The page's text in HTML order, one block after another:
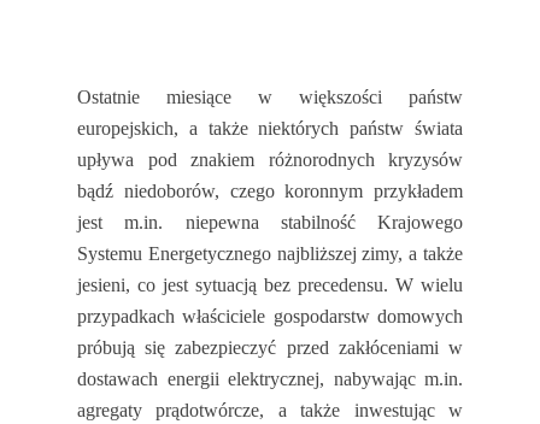
Ostatnie miesiące w większości państw
europejskich, a także niektórych państw świata
upływa pod znakiem różnorodnych kryzysów
bądź niedoborów, czego koronnym przykładem
jest m.in. niepewna stabilność Krajowego
Systemu Energetycznego najbliższej zimy, a także
jesieni, co jest sytuacją bez precedensu. W wielu
przypadkach właściciele gospodarstw domowych
próbują się zabezpieczyć przed zakłóceniami w
dostawach energii elektrycznej, nabywając m.in.
agregaty prądotwórcze, a także inwestując w